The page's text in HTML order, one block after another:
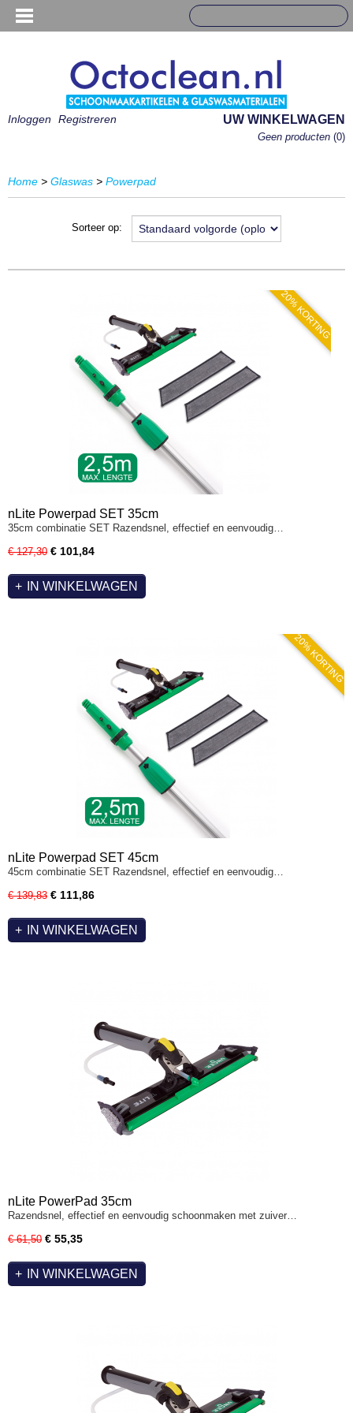
Inloggen Registreren UW WINKELWAGEN
Geen producten (0)
Home > Glaswas > Powerpad
Sorteer op:
20% KORTING
nLite Powerpad SET 35cm
35cm combinatie SET Razendsnel, effectief en eenvoudig…
€ 127,30 € 101,84
IN WINKELWAGEN
20% KORTING
nLite Powerpad SET 45cm
45cm combinatie SET Razendsnel, effectief en eenvoudig…
€ 139,83 € 111,86
IN WINKELWAGEN
nLite PowerPad 35cm
Razendsnel, effectief en eenvoudig schoonmaken met zuiver…
€ 61,50 € 55,35
IN WINKELWAGEN